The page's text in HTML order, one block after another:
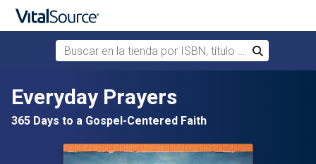
Saltar al contenido principal
Buscar en la tienda por ISBN, título o autor
Buscar
Everyday Prayers
365 Days to a Gospel-Centered Faith